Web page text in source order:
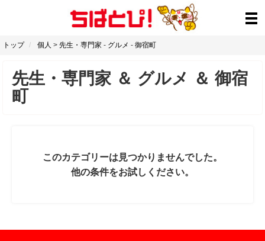
トップ 個人 > 先生・専門家 - グルメ - 御宿町
先生・専門家 ＆ グルメ ＆ 御宿
町
このカテゴリーは見つかりませんでした。
他の条件をお試しください。